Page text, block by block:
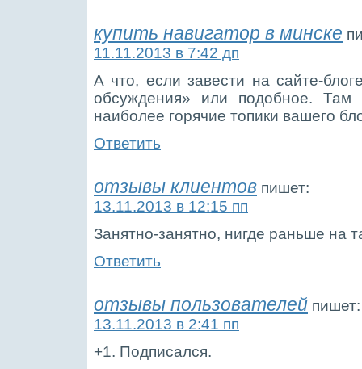
купить навигатор в минске
11.11.2013 в 7:42 дп
А что, если завести на сайте-
обсуждения» или подобное. Там
наиболее горячие топики вашего
Ответить
отзывы клиентов пишет:
13.11.2013 в 12:15 пп
Занятно-занятно, нигде раньше на
Ответить
отзывы пользователей пишет:
13.11.2013 в 2:41 пп
+1. Подписался.